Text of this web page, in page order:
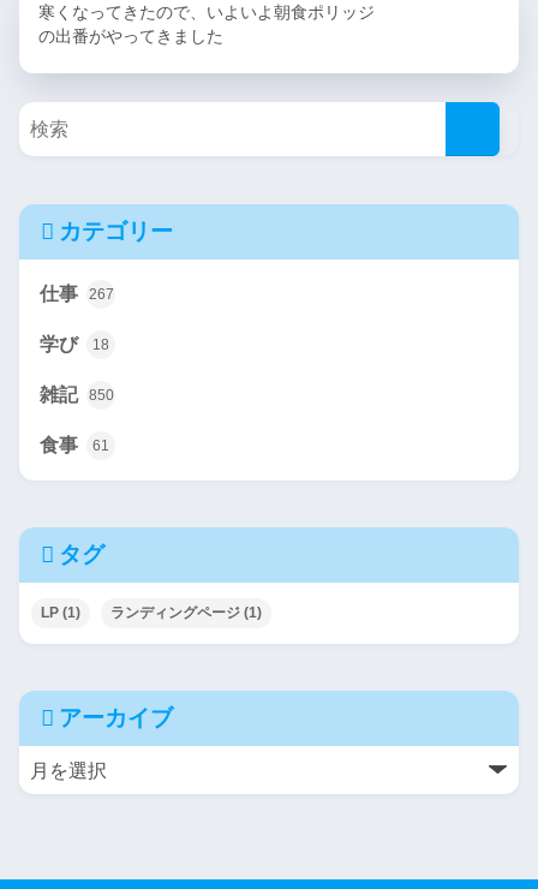
寒くなってきたので、いよいよ朝食ポリッジ
の出番がやってきました
カテゴリー
仕事 267
学び 18
雑記 850
食事 61
タグ
LP (1) ランディングページ (1)
アーカイブ